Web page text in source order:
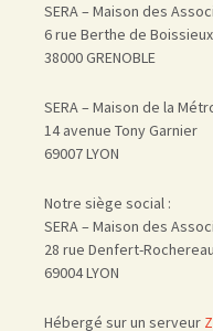
SERA – Maison des
6 rue Berthe de Boissieux
38000 GRENOBLE
SERA – Maison de la
14 avenue Tony Garnier
69007 LYON
Notre siège social :
SERA – Maison des
28 rue Denfert-Rochereau
69004 LYON
Hébergé sur un serveur